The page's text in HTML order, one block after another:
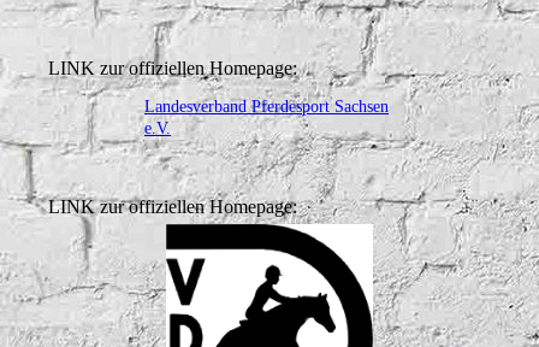
LINK zur offiziellen Homepage:
Landesverband Pferdesport Sachsen
e.V.
LINK zur offiziellen Homepage: